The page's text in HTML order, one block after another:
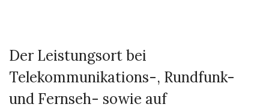
Der Leistungsort bei
Telekommunikations-, Rundfunk-
und Fernseh- sowie auf